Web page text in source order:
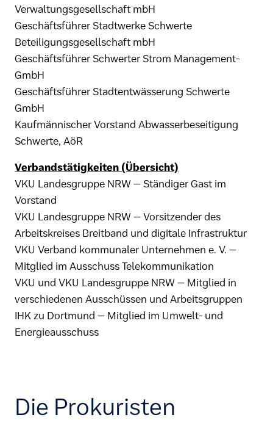
Verwaltungsgesellschaft mbH
Geschäftsführer Stadtwerke Schwerte
Beteiligungsgesellschaft mbH
Geschäftsführer Schwerter Strom Management-
GmbH
Geschäftsführer Stadtentwässerung Schwerte
GmbH
Kaufmännischer Vorstand Abwasserbeseitigung
Schwerte, AöR
Verbandstätigkeiten (Übersicht)
VKU Landesgruppe NRW – Ständiger Gast im
Vorstand
VKU Landesgruppe NRW – Vorsitzender des
Arbeitskreises Breitband und digitale Infrastruktur
VKU Verband kommunaler Unternehmen e. V. –
Mitglied im Ausschuss Telekommunikation
VKU und VKU Landesgruppe NRW – Mitglied in
verschiedenen Ausschüssen und Arbeitsgruppen
IHK zu Dortmund – Mitglied im Umwelt- und
Energieausschuss
Die Prokuristen